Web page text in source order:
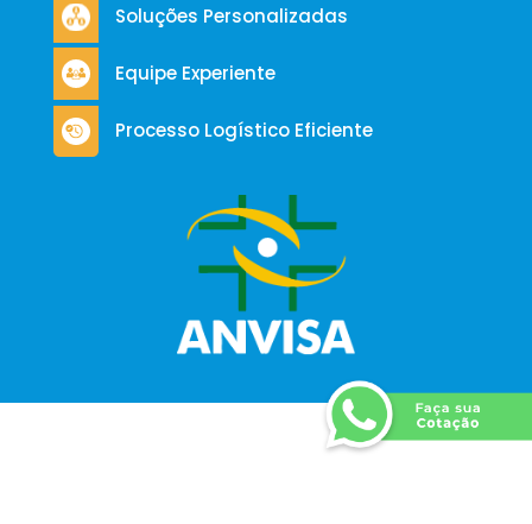
Soluções Personalizadas
Equipe Experiente
Processo Logístico Eficiente